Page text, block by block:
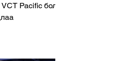
Pacific болон